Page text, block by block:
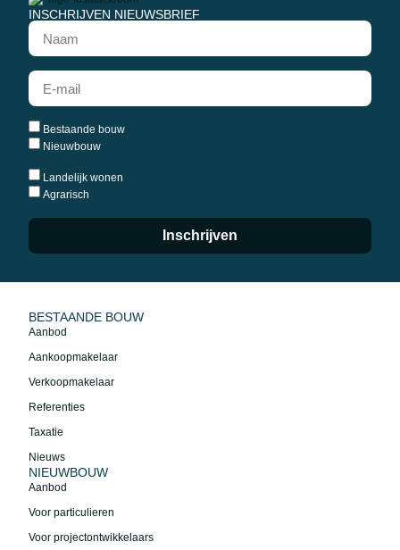
INSCHRIJVEN NIEUWSBRIEF
Bestaande bouw
Nieuwbouw
Landelijk wonen
Agrarisch
Inschrijven
BESTAANDE BOUW
Aanbod
Aankoopmakelaar
Verkoopmakelaar
Referenties
Taxatie
Nieuws
NIEUWBOUW
Aanbod
Voor particulieren
Voor projectontwikkelaars